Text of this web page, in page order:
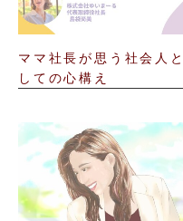
ママ社長が思う社会人と
しての心構え